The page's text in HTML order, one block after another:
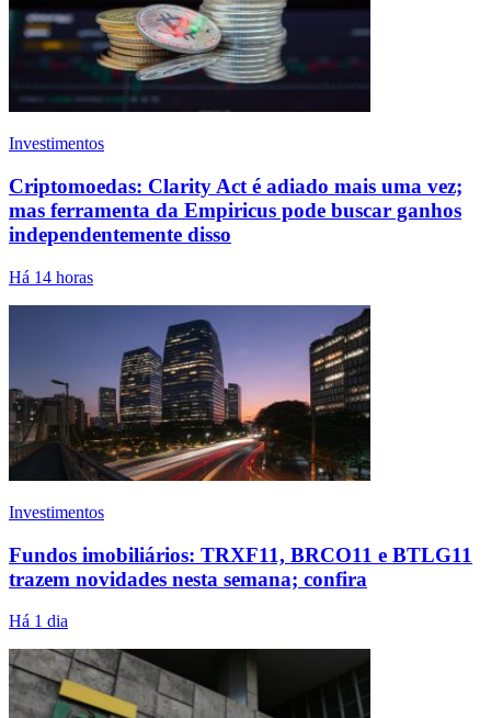
Investimentos
Criptomoedas: Clarity Act é adiado mais uma vez;
mas ferramenta da Empiricus pode buscar ganhos
independentemente disso
Há 14 horas
Investimentos
Fundos imobiliários: TRXF11, BRCO11 e BTLG11
trazem novidades nesta semana; confira
Há 1 dia